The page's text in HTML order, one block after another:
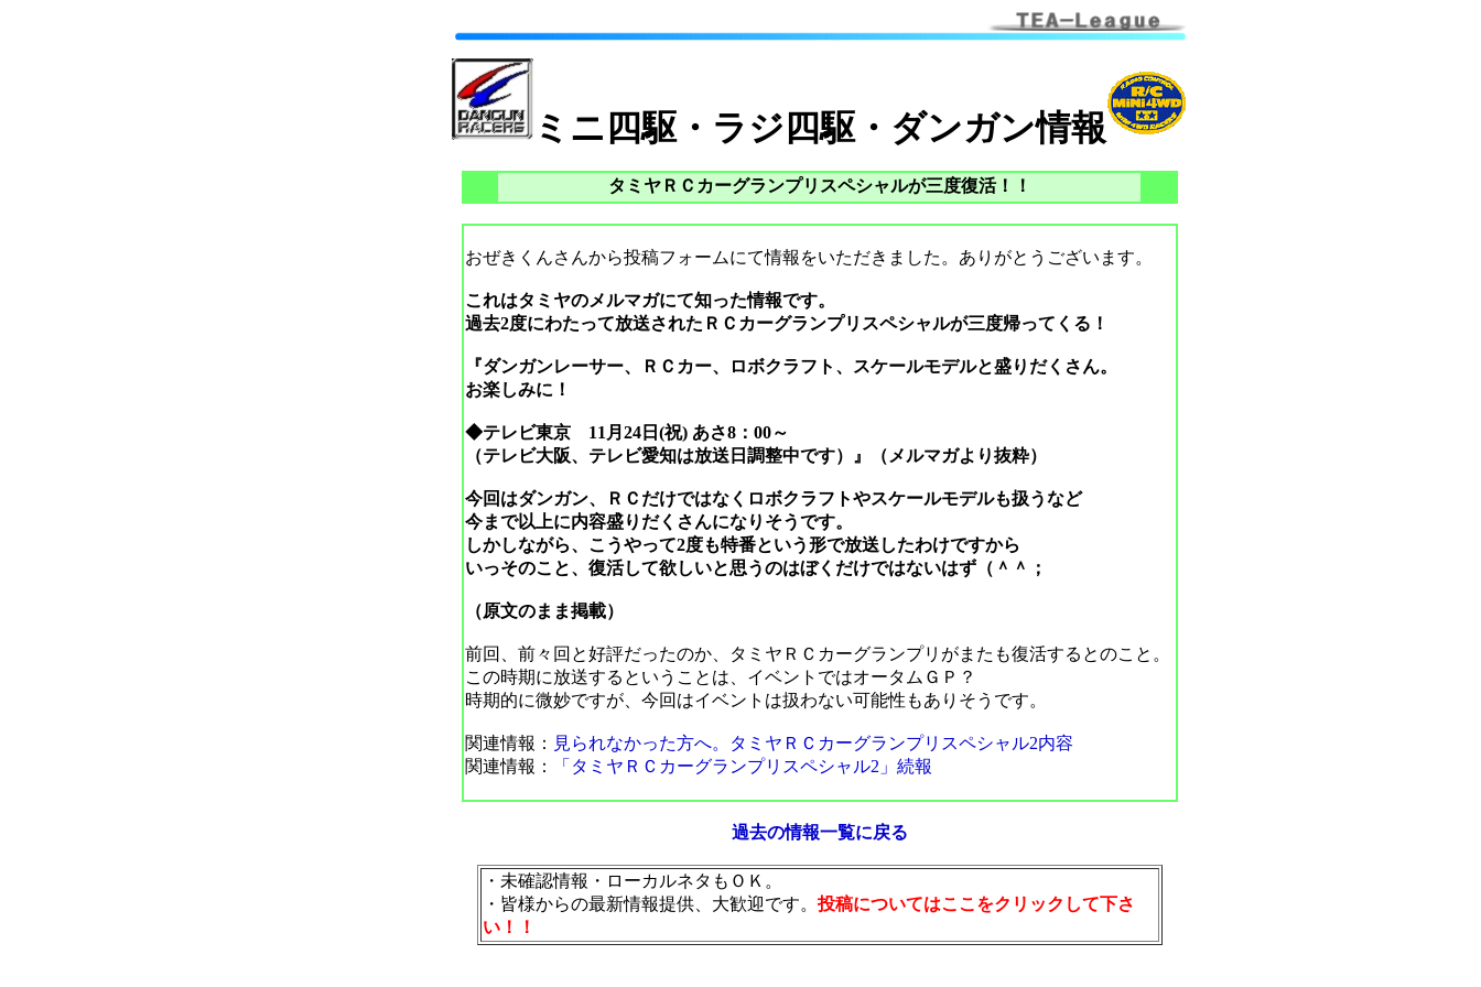
ミニ四駆・ラジ四駆・ダンガン情報
タミヤＲＣカーグランプリスペシャルが三度復活！！
おぜきくんさんから投稿フォームにて情報をいただきました。ありがとうございます。
これはタミヤのメルマガにて知った情報です。
過去2度にわたって放送されたＲＣカーグランプリスペシャルが三度帰ってくる！
『ダンガンレーサー、ＲＣカー、ロボクラフト、スケールモデルと盛りだくさん。
お楽しみに！
◆テレビ東京 11月24日(祝) あさ8：00～
（テレビ大阪、テレビ愛知は放送日調整中です）』（メルマガより抜粋）
今回はダンガン、ＲＣだけではなくロボクラフトやスケールモデルも扱うなど
今まで以上に内容盛りだくさんになりそうです。
しかしながら、こうやって2度も特番という形で放送したわけですから
いっそのこと、復活して欲しいと思うのはぼくだけではないはず（＾＾；
（原文のまま掲載）
前回、前々回と好評だったのか、タミヤＲＣカーグランプリがまたも復活するとのこと。
この時期に放送するということは、イベントではオータムＧＰ？
時期的に微妙ですが、今回はイベントは扱わない可能性もありそうです。
関連情報： 見られなかった方へ。タミヤＲＣカーグランプリスペシャル2内容
関連情報：
「タミヤＲＣカーグランプリスペシャル2」続報
過去の情報一覧に戻る
・未確認情報・ローカルネタもＯＫ。
・皆様からの最新情報提供、大歓迎です。投稿についてはここをクリックして下さ
い！！